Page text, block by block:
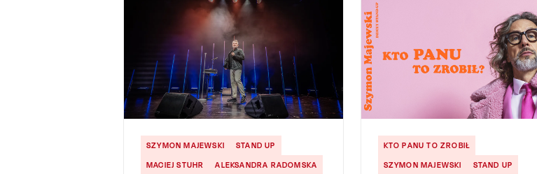
SZYMON MAJEWSKI
STAND UP
MACIEJ STUHR
ALEKSANDRA RADOMSKA
KTO PANU TO ZROBIŁ
SZYMON MAJEWSKI
STAND UP